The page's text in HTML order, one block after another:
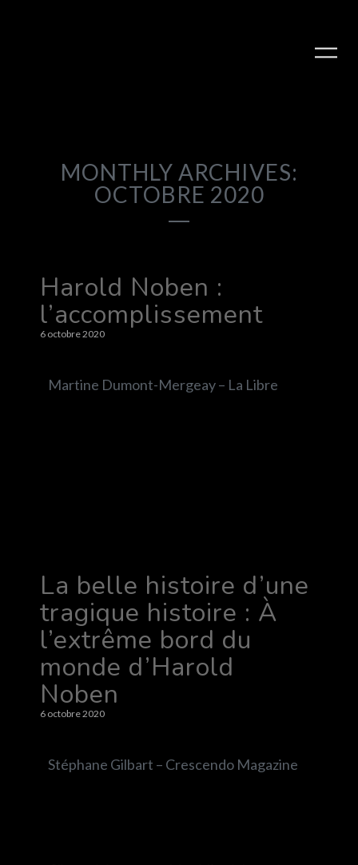
MONTHLY ARCHIVES:
OCTOBRE 2020
Harold Noben :
l’accomplissement
6 octobre 2020
Martine Dumont-Mergeay – La Libre
La belle histoire d’une
tragique histoire : À
l’extrême bord du
monde d’Harold
Noben
6 octobre 2020
Stéphane Gilbart – Crescendo Magazine